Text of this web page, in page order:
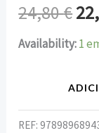
24,80€
Availability:1
REF: